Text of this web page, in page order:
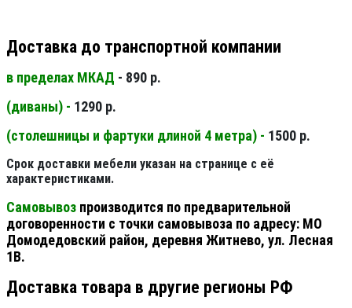
Доставка до транспортной компании
в пределах МКАД - 890 р.
(диваны) - 1290 р.
(столешницы и фартуки длиной 4 метра) - 1500 р.
Срок доставки мебели указан на странице с её
характеристиками.
Самовывоз производится по предварительной
договоренности с точки самовывоза по адресу: МО
Домодедовский район, деревня Житнево, ул. Лесная
1В.
Доставка товара в другие регионы РФ